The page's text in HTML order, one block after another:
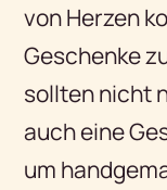
von Herzen
Geschenke
sollten nicht
auch eine
um